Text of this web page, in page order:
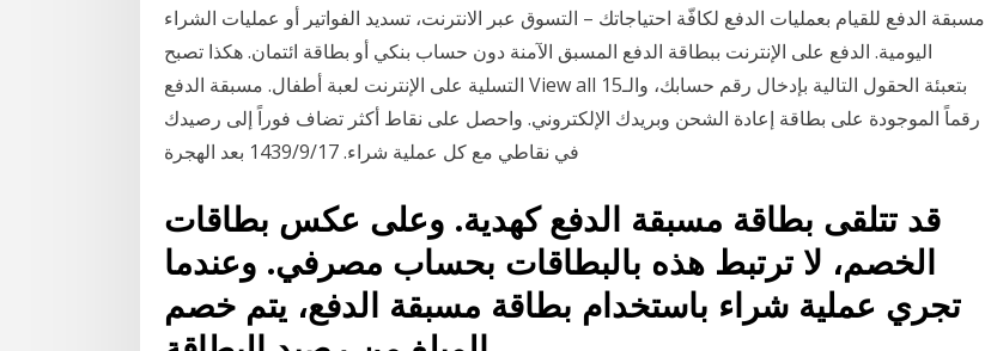
مسبقة الدفع للقيام بعمليات الدفع لكافّة احتياجاتك – التسوق عبر الانترنت، تسديد الفواتير أو عمليات الشراء
اليومية. الدفع على الإنترنت ببطاقة الدفع المسبق الآمنة دون حساب بنكي أو بطاقة ائتمان. هكذا تصبح
التسلية على الإنترنت لعبة أطفال. مسبقة الدفع View all بتعبئة الحقول التالية بإدخال رقم حسابك، والـ15
رقماً الموجودة على بطاقة إعادة الشحن وبريدك الإلكتروني.‬ واحصل على نقاط أكثر تضاف فوراً إلى رصيدك
في نقاطي مع كل عملية شراء. 17‏‏/9‏‏/1439 بعد الهجرة
قد تتلقى بطاقة مسبقة الدفع كهدية. وعلى عكس بطاقات
الخصم، لا ترتبط هذه بالبطاقات بحساب مصرفي. وعندما
تجري عملية شراء باستخدام بطاقة مسبقة الدفع، يتم خصم